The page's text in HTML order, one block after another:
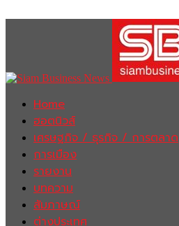
Home
ฮอตนิวส์
เศรษฐกิจ / ธุรกิจ / การตลาด
การเมือง
รายงาน
บทความ
สัมภาษณ์
ต่างประเทศ